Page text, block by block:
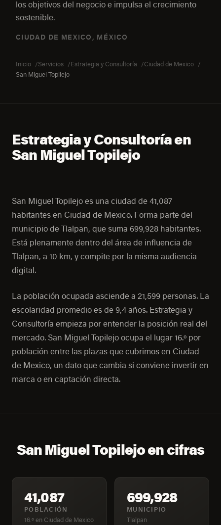
los objetivos del negocio e impulsa el crecimiento
sostenible.
CIUDAD DE MEXICO, MÉXICO
Inicio Servicios Estrategia y Consultoría
Ciudad de Mexico
San Miguel Topilejo
Estrategia y Consultoría en
San Miguel Topilejo
San Miguel Topilejo es una ciudad de 41,087
habitantes en Ciudad de Mexico. Forma parte del
municipio de Tlalpan, que suma 699,928 habitantes.
Está plenamente dentro del área de influencia de
Tlalpan, a 10 km, y compite por la misma audiencia
digital.
La población ocupada asciende a 21,599 personas. La
escolaridad promedio es de 9,4 años. Estrategia y
Consultoría empieza por entender la posición real del
mercado. San Miguel Topilejo ocupa el lugar 16.º por
población entre las plazas que cubrimos en Ciudad
de Mexico, un dato que cambia si conviene invertir en
marca o en captación directa.
San Miguel Topilejo en cifras
41,087
POBLACIÓN
16.º en Ciudad de Mexico
699,928
MUNICIPIO
Tlalpan